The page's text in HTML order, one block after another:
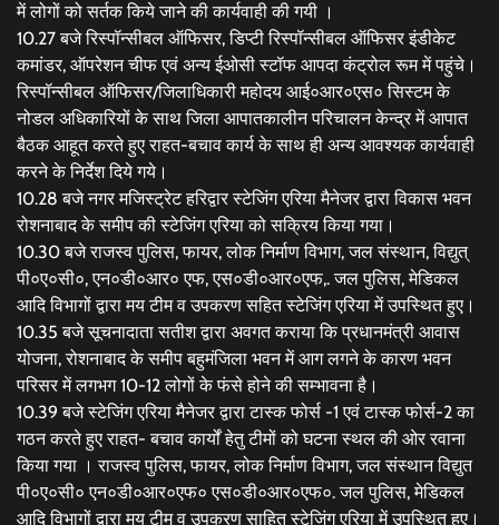
में लोगों को सर्तक किये जाने की कार्यवाही की गयी ।
10.27 बजे रिस्पॉन्सीबल ऑफिसर, डिप्टी रिस्पॉन्सीबल ऑफिसर इंडीकेट
कमांडर, ऑपरेशन चीफ एवं अन्य ईओसी स्टॉफ आपदा कंट्रोल रूम में पहुंचे।
रिस्पॉन्सीबल ऑफिसर/जिलाधिकारी महोदय आई०आर०एस० सिस्टम के
नोडल अधिकारियों के साथ जिला आपातकालीन परिचालन केन्द्र में आपात
बैठक आहूत करते हुए राहत-बचाव कार्य के साथ ही अन्य आवश्यक कार्यवाही
करने के निर्देश दिये गये।
10.28 बजे नगर मजिस्ट्रेट हरिद्वार स्टेजिंग एरिया मैनेजर द्वारा विकास भवन
रोशनाबाद के समीप की स्टेजिंग एरिया को सक्रिय किया गया।
10.30 बजे राजस्व पुलिस, फायर, लोक निर्माण विभाग, जल संस्थान, विद्युत्
पी०ए०सी०, एन०डी०आर० एफ, एस०डी०आर०एफ,. जल पुलिस, मेडिकल
आदि विभागों द्वारा मय टीम व उपकरण सहित स्टेजिंग एरिया में उपस्थित हुए।
10.35 बजे सूचनादाता सतीश द्वारा अवगत कराया कि प्रधानमंत्री आवास
योजना, रोशनाबाद के समीप बहुमंजिला भवन में आग लगने के कारण भवन
परिसर में लगभग 10-12 लोगों के फंसे होने की सम्भावना है।
10.39 बजे स्टेजिंग एरिया मैनेजर द्वारा टास्क फोर्स -1 एवं टास्क फोर्स-2 का
गठन करते हुए राहत- बचाव कार्यों हेतु टीमों को घटना स्थल की ओर रवाना
किया गया । राजस्व पुलिस, फायर, लोक निर्माण विभाग, जल संस्थान विद्युत
पी०ए०सी० एन०डी०आर०एफ० एस०डी०आर०एफ०. जल पुलिस, मेडिकल
आदि विभागों द्वारा मय टीम व उपकरण साहित स्टेजिंग एरिया में उपस्थित हुए।